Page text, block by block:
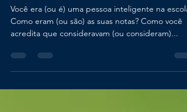
Muralhas a Derrubar
Você era (ou é) uma pessoa inteligente na
acredita que consideravam (ou consideram)...